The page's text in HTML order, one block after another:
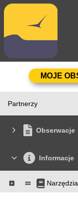
Partnerzy
Obserwacje
Informacje
Narzędzia